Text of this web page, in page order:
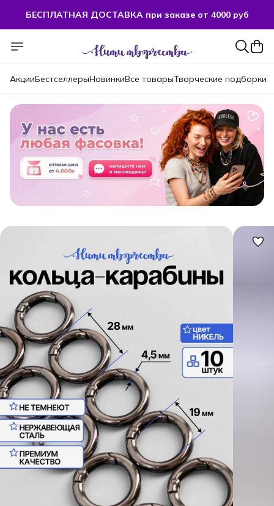
БЕСПЛАТНАЯ ДОСТАВКА при заказе от 4000 руб
БЕСПЛАТНАЯ ДОСТАВКА при заказе от 4000 руб
АкцииБестселлерыНовинкиВсе товарыТворческие подборки